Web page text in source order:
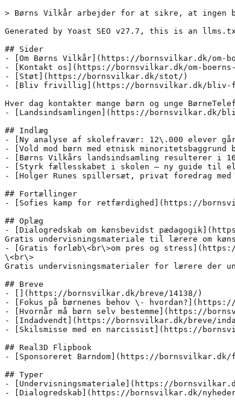
> Børns Vilkår arbejder for at sikre, at ingen
Generated by Yoast SEO v27.7, this is an
## Sider
- [Om Børns Vilkår](https://bornsvilkar.dk/om-
- [Kontakt os](https://bornsvilkar.dk/om-
- [Støt](https://bornsvilkar.dk/stot/)
- [Bliv frivillig](https://bornsvilkar.dk/bliv-
Hver dag kontakter mange børn og unge
- [Landsindsamlingen](https://bornsvilkar.dk/
## Indlæg
- [Ny analyse af skolefravær: 12\.000 elever
- [Vold mod børn med etnisk
- [Børns Vilkårs landsindsamling resulterer i
- [Styrk fællesskabet i skolen – ny guide til
- [Holger Runes spillersæt, privat foredrag med
## Fortællinger
- [Sofies kamp for retfærdighed](https://
## Oplæg
- [Dialogredskab om kønsbevidst
Gratis undervisningsmateriale til lærere om
- [Gratis forløb\<br\>om pres og
\<br\>
Gratis undervisningsmaterialer for lærere der
## Breve
- [](https://bornsvilkar.dk/breve/14138/)
- [Fokus på børnenes behov \-
- [Hvornår må børn selv bestemme](https://
- [Indadvendt](https://bornsvilkar.dk/breve/
- [Skilsmisse med en narcissist](https://
## Real3D Flipbook
- [Sponsoreret Barndom](https://bornsvilkar.dk/
## Typer
- [Undervisningsmateriale](https://
- [Dialogredskab](https://bornsvilkar.dk/